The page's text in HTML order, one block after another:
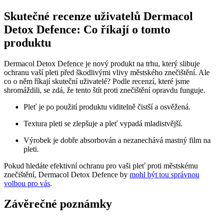
Skutečné recenze uživatelů Dermacol
Detox Defence: Co říkají o tomto
produktu
Dermacol Detox Defence je nový produkt na trhu, který slibuje
ochranu vaší pleti před škodlivými vlivy městského znečištění. Ale
co o něm říkají skuteční uživatelé? Podle recenzí, které jsme
shromáždili, se zdá, že tento štít proti znečištění opravdu funguje.
Pleť je po použití produktu viditelně čistší a osvěžená.
Textura pleti se zlepšuje a pleť vypadá mladistvější.
Výrobek je dobře absorbován a nezanechává mastný film na
pleti.
Pokud hledáte efektivní ochranu pro vaši pleť proti městskému
znečištění, Dermacol Detox Defence by mohl být tou správnou
volbou pro vás.
Závěrečné poznámky